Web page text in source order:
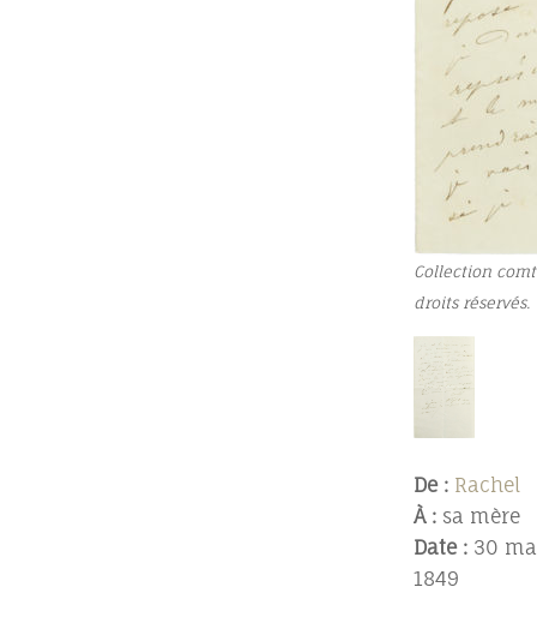
Collection
droits réservés.
De : Rachel
À : sa mère
Date : 30
1849